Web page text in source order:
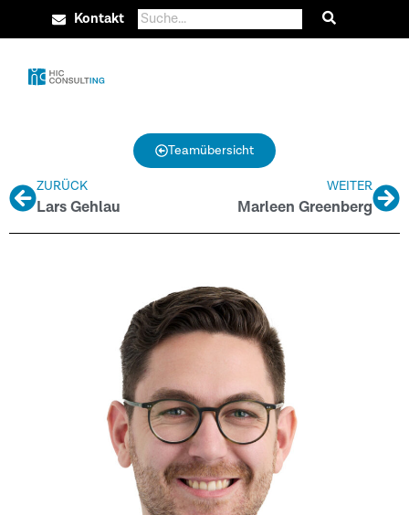
Kontakt
Teamübersicht
ZURÜCK
Lars Gehlau
WEITER
Marleen Greenberg